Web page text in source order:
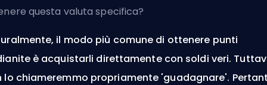
questa valuta specifica?
il modo più comune di ottenere punti
è acquistarli direttamente con soldi veri.
lo chiameremmo propriamente 'guadagnare'.